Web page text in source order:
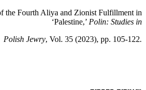
the Fourth Aliya and Zionist Fulfillment in
Palestine,’ Polin: Studies in
‘
.Polish Jewry
, Vol. 35 (2023), pp. 105-122